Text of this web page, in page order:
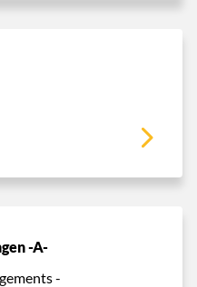
-A-
-